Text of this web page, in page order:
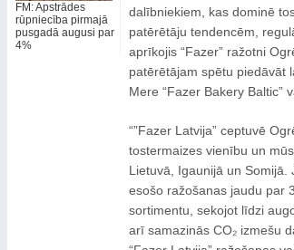
FM: Apstrādes
rūpniecība pirmajā
pusgadā augusi par
4%
dalībniekiem, kas dominē
patērētāju tendencēm,
aprīkojis “Fazer” ražotni
patērētājam spētu piedāvāt
Mere “Fazer Bakery Baltic”
“”Fazer Latvija” ceptuvē
tostermaizes vienību un
Lietuvā, Igaunijā un
esošo ražošanas jaudu par
sortimentu, sekojot līdzi
arī samazinās CO₂ izmešu